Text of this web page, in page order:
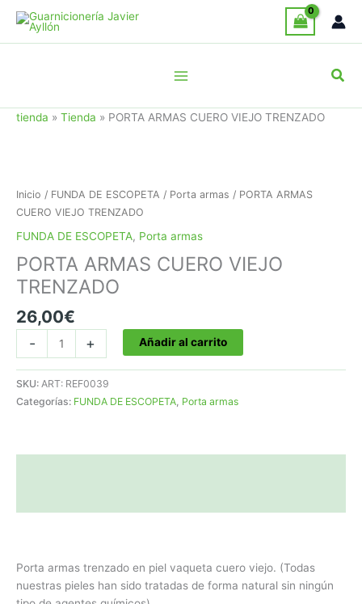
contenido
tienda » Tienda » PORTA ARMAS CUERO VIEJO TRENZADO
Inicio / FUNDA DE ESCOPETA / Porta armas / PORTA ARMAS
CUERO VIEJO TRENZADO
FUNDA DE ESCOPETA, Porta armas
PORTA ARMAS CUERO VIEJO
TRENZADO
26,00€
-
ARMAS
CUERO
VIEJO
TRENZADO
+ Añadir al carrito
SKU: ART: REF0039
Categorías: FUNDA DE ESCOPETA Porta armas
Porta armas trenzado en piel vaqueta cuero viejo. (Todas
nuestras pieles han sido tratadas de forma natural sin ningún